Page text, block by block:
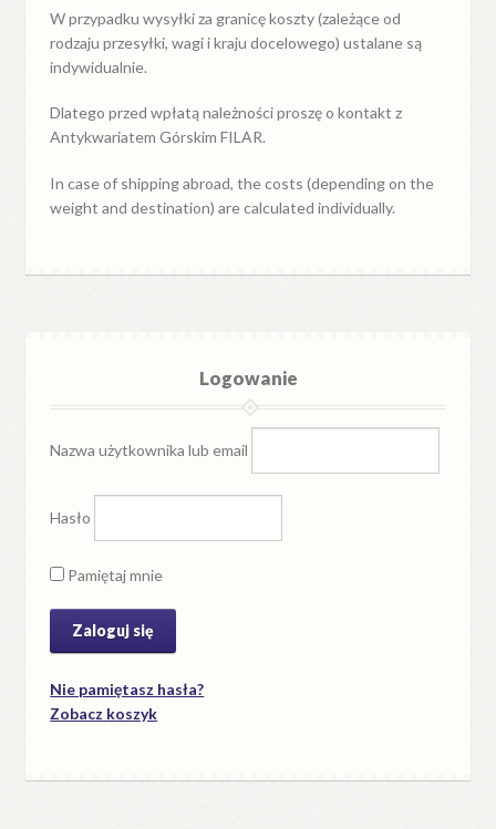
W przypadkuwysyłkiza granicękoszty (zależące od
rodzaju przesyłki, wagi i kraju docelowego) ustalane są
indywidualnie.
Dlatego przed wpłatą należności proszę o kontakt z
Antykwariatem Górskim FILAR.
In case of shipping abroad, the costs (depending on the
weight and destination) are calculated individually.
Logowanie
Nazwa użytkownika lub email
Hasło
Pamiętaj mnie
Nie pamiętasz hasła?
Zobacz koszyk